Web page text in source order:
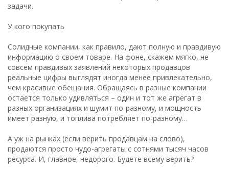
задачи.
У кого покупать
Солидные компании, как правило, дают полную и правдивую
информацию о своем товаре. На фоне, скажем мягко, не
совсем правдивых заявлений некоторых продавцов
реальные цифры выглядят иногда менее привлекательно,
чем красивые обещания. Обращаясь в разные компании
остается только удивляться – один и тот же агрегат в
разных организациях и шумит по-разному, и мощность
имеет разную, и топлива потребляет по-разному…
А уж на рынках (если верить продавцам на слово),
продаются просто чудо-агрегаты с сотнями тысяч часов
ресурса. И, главное, недорого. Будете всему верить?